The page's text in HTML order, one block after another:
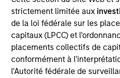
strictement limitée aux
de la loi fédérale sur les
capitaux (LPCC) et
placements collectifs de
conformément à
l'Autorité fédérale de
MARKETING
Nous contacter